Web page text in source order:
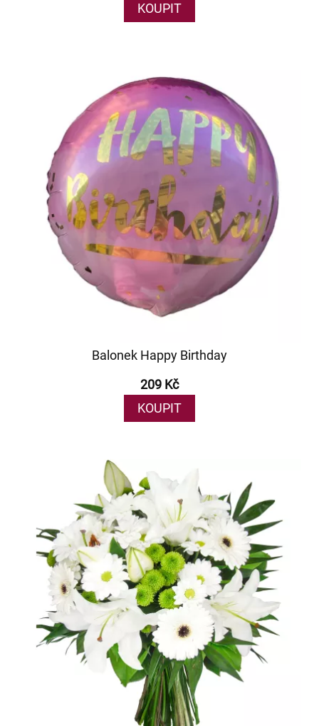
KOUPIT
Balonek Happy Birthday
209 Kč
KOUPIT